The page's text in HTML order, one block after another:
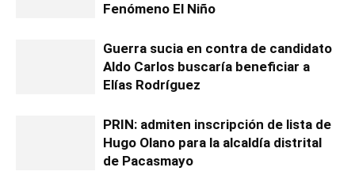
Fenómeno El Niño
Guerra sucia en contra de candidato
Aldo Carlos buscaría beneficiar a
Elías Rodríguez
PRIN: admiten inscripción de lista de
Hugo Olano para la alcaldía distrital
de Pacasmayo